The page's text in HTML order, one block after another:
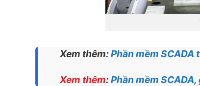
Xem thêm: Phần mềm SCADA
Xem thêm: Phần mềm